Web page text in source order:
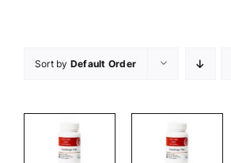
Sort by Default Order